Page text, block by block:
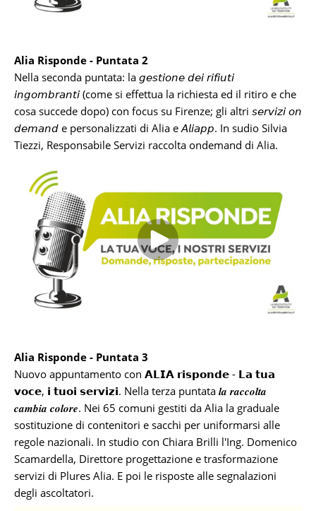
Alia Risponde - Puntata 2
Nella seconda puntata: la 𝘨𝘦𝘴𝘵𝘪𝘰𝘯𝘦 𝘥𝘦𝘪 𝘳𝘪𝘧𝘪𝘶𝘵𝘪
𝘪𝘯𝘨𝘰𝘮𝘣𝘳𝘢𝘯𝘵𝘪 (come si effettua la richiesta ed il ritiro e che
cosa succede dopo) con focus su Firenze; gli altri 𝘴𝘦𝘳𝘷𝘪𝘻𝘪 𝘰𝘯
𝘥𝘦𝘮𝘢𝘯𝘥 e personalizzati di Alia e 𝘈𝘭𝘪𝘢𝘱𝘱. In sudio Silvia
Tiezzi, Responsabile Servizi raccolta ondemand di Alia.
Alia Risponde - Puntata 3
Nuovo appuntamento con 𝗔𝗟𝗜𝗔 𝗿𝗶𝘀𝗽𝗼𝗻𝗱𝗲 - 𝗟𝗮 𝘁𝘂𝗮
𝘃𝗼𝗰𝗲, 𝗶 𝘁𝘂𝗼𝗶 𝘀𝗲𝗿𝘃𝗶𝘇𝗶. Nella terza puntata 𝒍𝒂 𝒓𝒂𝒄𝒄𝒐𝒍𝒕𝒂
𝒄𝒂𝒎𝒃𝒊𝒂 𝒄𝒐𝒍𝒐𝒓𝒆. Nei 65 comuni gestiti da Alia la graduale
sostituzione di contenitori e sacchi per uniformarsi alle
regole nazionali. In studio con Chiara Brilli l'Ing. Domenico
Scamardella, Direttore progettazione e trasformazione
servizi di Plures Alia. E poi le risposte alle segnalazioni
degli ascoltatori.